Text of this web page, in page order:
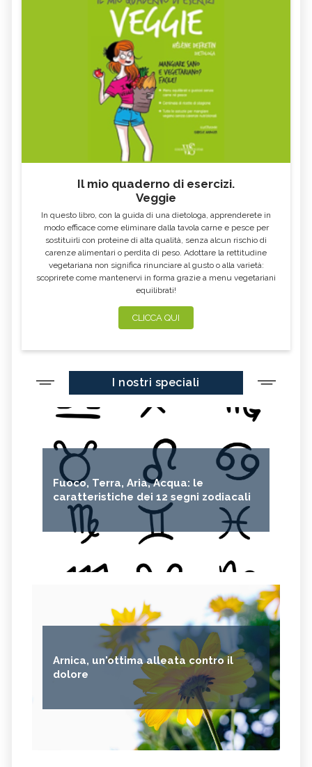
Il mio quaderno di esercizi.
Veggie
In questo libro, con la guida di una dietologa, apprenderete in
modo efficace come eliminare dalla tavola carne e pesce per
sostituirli con proteine di alta qualità, senza alcun rischio di
carenze alimentari o perdita di peso. Adottare la rettitudine
vegetariana non significa rinunciare al gusto o alla varietà:
scoprirete come mantenervi in forma grazie a menu vegetariani
equilibrati!
CLICCA QUI
I nostri speciali
Fuoco, Terra, Aria, Acqua: le
caratteristiche dei 12 segni zodiacali
Arnica, un'ottima alleata contro il
dolore